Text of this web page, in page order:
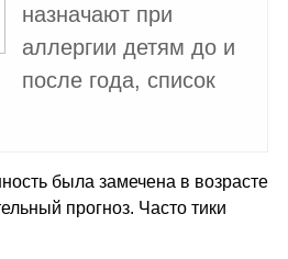
назначают при
аллергии детям до и
после года, список
была замечена в возрасте
прогноз. Часто тики